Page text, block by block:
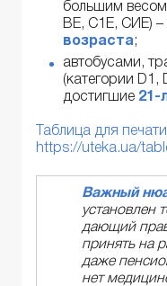
большим весом
ВЕ, С1Е, СИЕ) –
возраста;
автобусами,
(категории D1,
достигшие 21-
Таблица для
https://uteka.ua/
Важный
установлен
дающий
принять на
даже
нет